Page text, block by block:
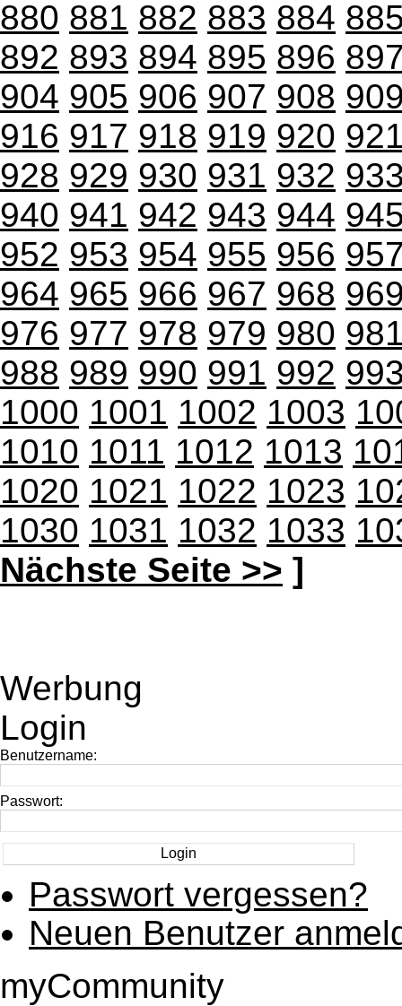
880 881 882 883 884
892 893 894 895 896
904 905 906 907 908
916 917 918 919 920
928 929 930 931 932
940 941 942 943 944
952 953 954 955 956
964 965 966 967 968
976 977 978 979 980
988 989 990 991 992
1000 1001 1002 1003
1010 1011 1012 1013
1020 1021 1022 1023
1030 1031 1032 1033
Nächste Seite >> ]
Werbung
Login
Benutzername:
Passwort:
Passwort vergessen?
Neuen Benutzer
myCommunity